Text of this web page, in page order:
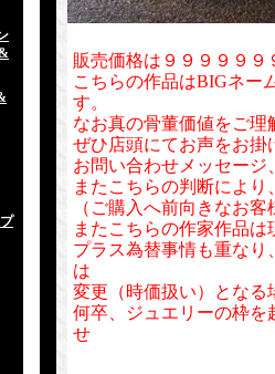
販売価格は９９９９９
こちらの作品はBIGネー
す。
なお真の骨董価値をご
ぜひ店頭にてお声をお掛
お問い合わせメッセー
またこちらの判断によ
（ご購入へ前向きなお
またこちらの作家作品
プラス為替事情も重な
は
変更（時価扱い）となる
何卒、ジュエリーの枠を
せ